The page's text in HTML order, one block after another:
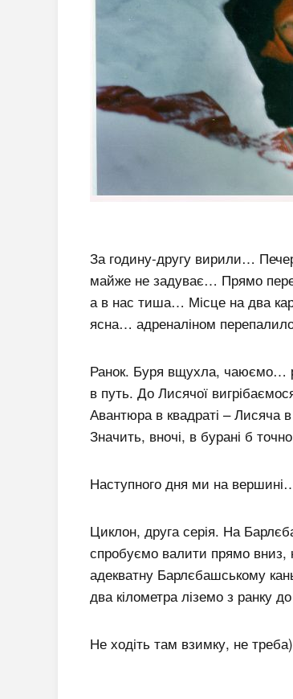
За годину-другу вирили…
майже не задуває… Прямо
а в нас тиша… Місце на два
ясна… адреналіном
Ранок. Буря вщухла, чаюємо…
в путь. До Лисячої
Авантюра в квадраті – Лисяча
Значить, вночі, в бурані б
Наступного дня ми на
Циклон, друга серія. На
спробуємо валити прямо вниз,
адекватну Барлєбашському
два кілометра ліземо з ранку
Не ходіть там взимку, не треба)